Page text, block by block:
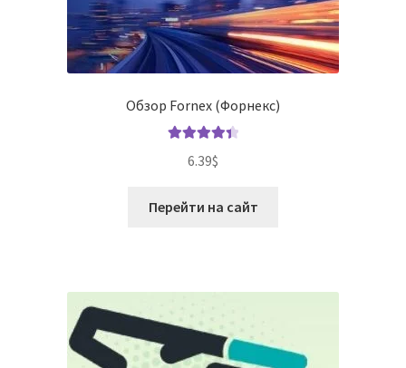
Обзор Fornex (Форнекс)
из 5
6.39$
Перейти на сайт